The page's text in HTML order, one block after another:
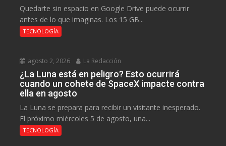
Quedarte sin espacio en Google Drive puede ocurrir
antes de lo que imaginas. Los 15 GB...
TECNOLOGÍA
agosto 2, 2026 La Redacción
¿La Luna está en peligro? Esto ocurrirá
cuando un cohete de SpaceX impacte contra
ella en agosto
La Luna se prepara para recibir un visitante inesperado.
El próximo miércoles 5 de agosto, una...
TECNOLOGÍA